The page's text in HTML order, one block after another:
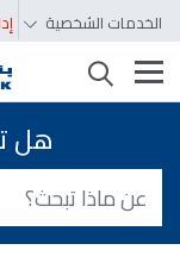
الخدمات الشخصية
تغيير التصفّح
هل